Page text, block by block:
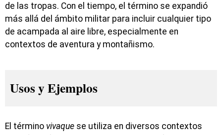
de las tropas. Con el tiempo, el término se expandió
más allá del ámbito militar para incluir cualquier tipo
de acampada al aire libre, especialmente en
contextos de aventura y montañismo.
Usos y Ejemplos
El término vivaque se utiliza en diversos contextos